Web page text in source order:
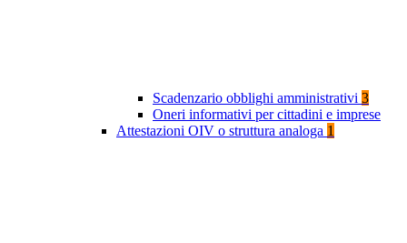
Scadenzario obblighi amministrativi 3
Oneri informativi per cittadini e imprese
Attestazioni OIV o struttura analoga 1